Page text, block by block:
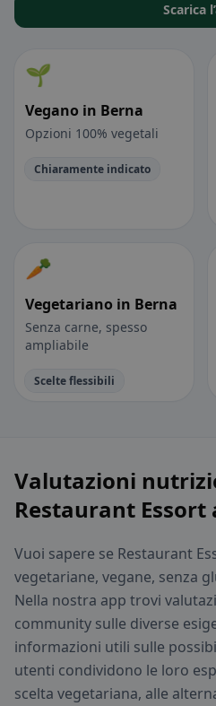
Scarica
🌱
Vegano in Berna
Opzioni 100% vegetali
Chiaramente indicato
🥕
Vegetariano in Berna
Senza carne, spesso
ampliabile
Scelte flessibili
Valutazioni
Restaurant Essort
Vuoi sapere se Restaurant
vegetariane, vegane, senza
Nella nostra app trovi
community sulle diverse
informazioni utili sulle
utenti condividono le loro
scelta vegetariana, alle